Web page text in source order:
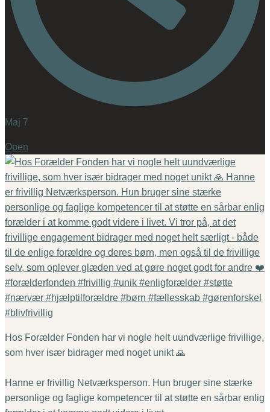
Maj 7
Open
Hos Forælder Fonden har vi nogle helt uundværlige frivillige,
som hver især bidrager med noget unikt 🙏
Hanne er frivillig Netværksperson. Hun bruger sine stærke
personlige og faglige kompetencer til at støtte en sårbar enlig